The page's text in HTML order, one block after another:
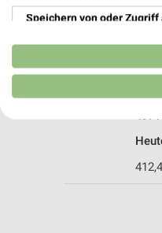
Speichern von oder
Verwendung reduzierter
Erstellung von Profilen
Erstellung von Profilen